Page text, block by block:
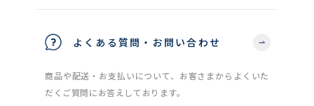
よくある質問・お問い合わせ
商品や配送・お支払いについて、お客さまからよくいた
だくご質問にお答えしております。